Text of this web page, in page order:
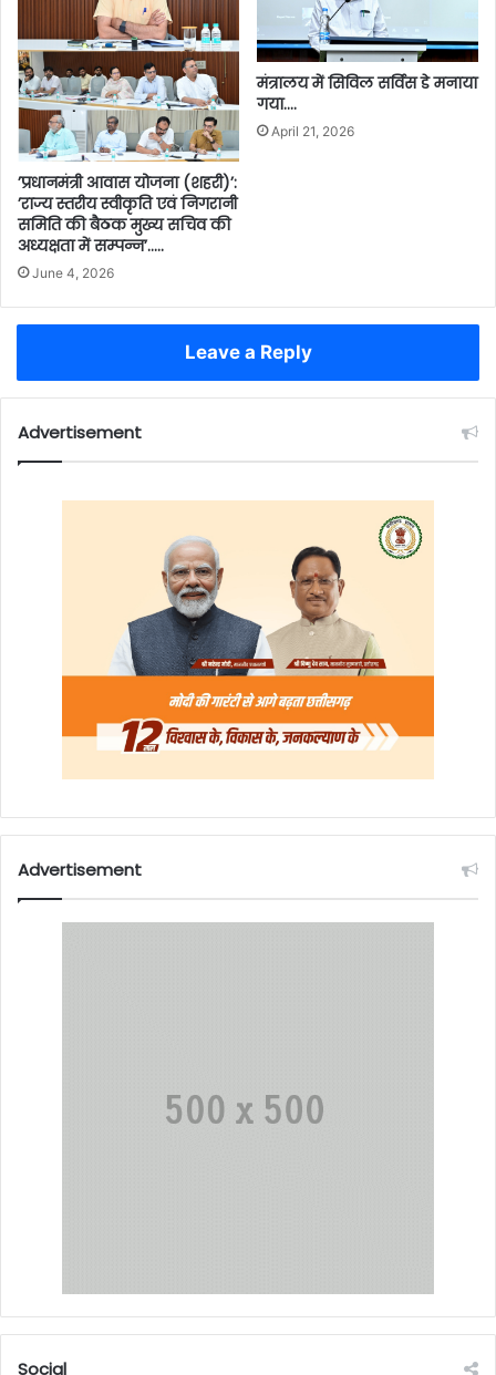
’प्रधानमंत्री आवास योजना (शहरी)’:
’राज्य स्तरीय स्वीकृति एवं निगरानी
समिति की बैठक मुख्य सचिव की
अध्यक्षता में सम्पन्न’…..
June 4, 2026
मंत्रालय में सिविल सर्विस डे मनाया
गया….
April 21, 2026
Leave a Reply
Advertisement
Advertisement
Social